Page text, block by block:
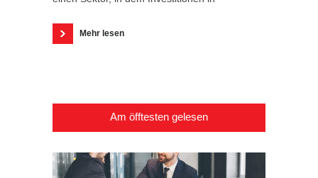
Mehr lesen
Am öfftesten gelesen